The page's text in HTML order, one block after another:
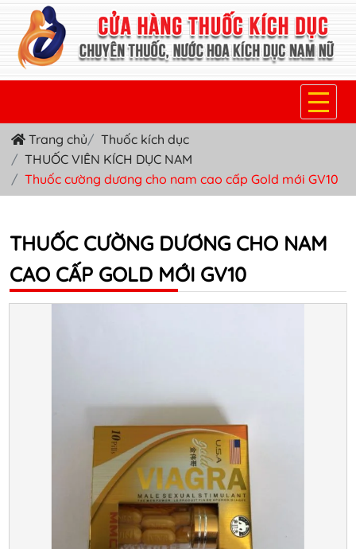
TRANG CHỦ
THUỐC KÍCH DỤC NỮ
THUỐC VIÊN KÍCH DỤC NAM
SẢN PHẨM KHÁC
Trang chủ
Thuốc kích dục
THUỐC VIÊN KÍCH DỤC NAM
Thuốc cường dương cho nam cao cấp Gold mới GV10
THUỐC CƯỜNG DƯƠNG CHO NAM
CAO CẤP GOLD MỚI GV10